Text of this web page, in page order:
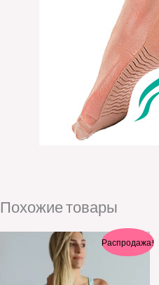
Похожие товары
Распродажа!
Первоначальная
цена
составляла
55.00€.
Текущая
цена:
20.00€.